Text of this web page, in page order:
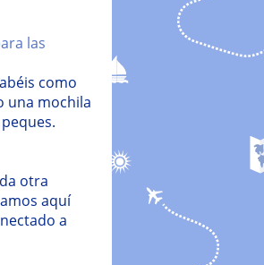
las
como
una mochila
otra
aquí
a